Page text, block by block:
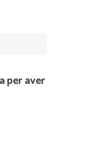
per aver